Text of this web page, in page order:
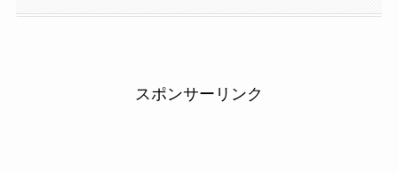
スポンサーリンク